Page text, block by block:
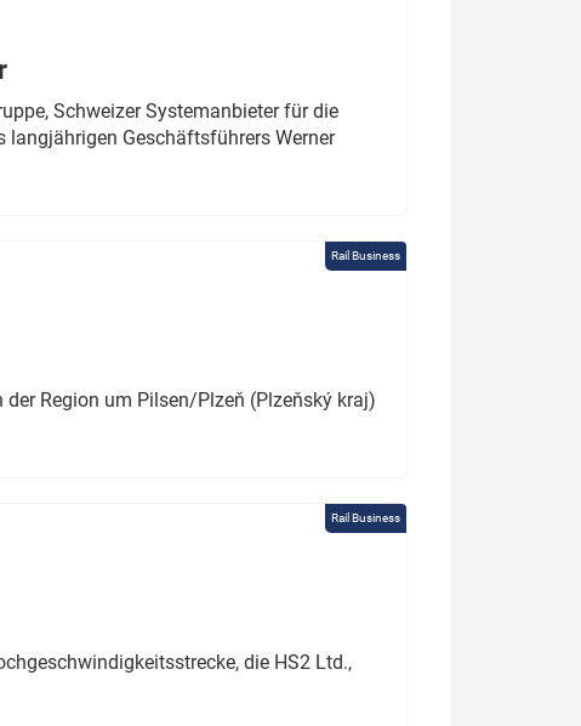
Schweizer Systemanbieter für die
langjährigen Geschäftsführers Werner
Rail Business
Region um Pilsen/Plzeň (Plzeňský kraj)
Rail Business
die HS2 Ltd.,